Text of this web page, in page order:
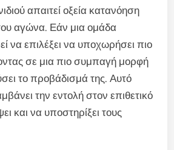
απαιτεί οξεία κατανόηση
αγώνα. Εάν μια ομάδα
να επιλέξει να υποχωρήσει πιο
σε μια πιο συμπαγή μορφή
το προβάδισμά της. Αυτό
την εντολή στον επιθετικό
και να υποστηρίξει τους